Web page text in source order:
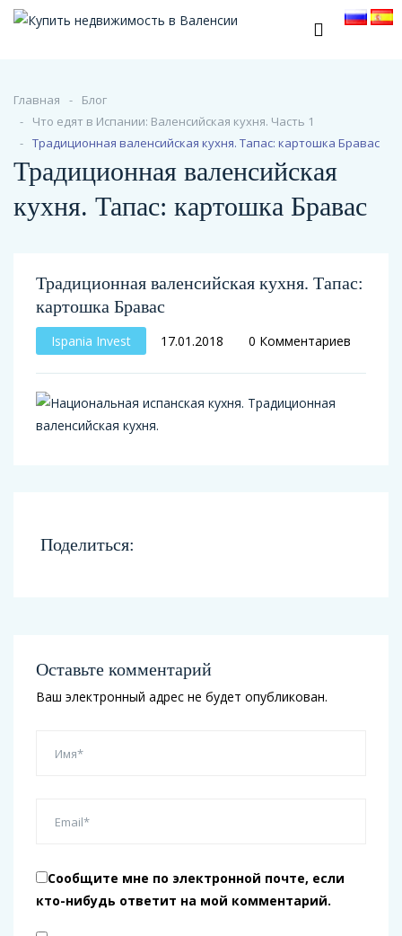
Главная
Блог
Что едят в Испании: Валенсийская кухня. Часть 1
Традиционная валенсийская кухня. Тапас: картошка Бравас
Традиционная валенсийская
кухня. Тапас: картошка Бравас
Традиционная валенсийская кухня. Тапас:
картошка Бравас
Ispania Invest 17.01.2018 0 Комментариев
Поделиться:
Оставьте комментарий
Ваш электронный адрес не будет опубликован.
Сообщите мне по электронной почте, если
кто-нибудь ответит на мой комментарий.